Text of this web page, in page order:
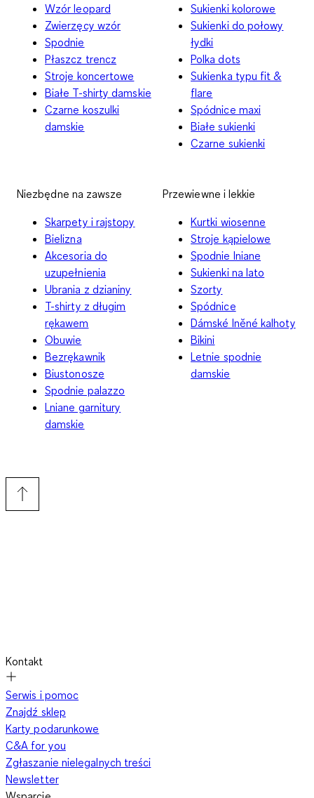
Wzór leopard
Zwierzęcy wzór
Spodnie
Płaszcz trencz
Stroje koncertowe
Białe T-shirty damskie
Czarne koszulki
damskie
Sukienki kolorowe
Sukienki do połowy
łydki
Polka dots
Sukienka typu fit &
flare
Spódnice maxi
Białe sukienki
Czarne sukienki
Niezbędne na zawsze
Skarpety i rajstopy
Bielizna
Akcesoria do
uzupełnienia
Ubrania z dzianiny
T-shirty z długim
rękawem
Obuwie
Bezrękawnik
Biustonosze
Spodnie palazzo
Lniane garnitury
damskie
Przewiewne i lekkie
Kurtki wiosenne
Stroje kąpielowe
Spodnie lniane
Sukienki na lato
Szorty
Spódnice
Dámské lněné kalhoty
Bikini
Letnie spodnie
damskie
Kontakt
Serwis i pomoc
Znajdź sklep
Karty podarunkowe
C&A for you
Zgłaszanie nielegalnych treści
Newsletter